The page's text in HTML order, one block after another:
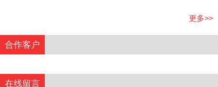
更多>>
合作客户
在线留言